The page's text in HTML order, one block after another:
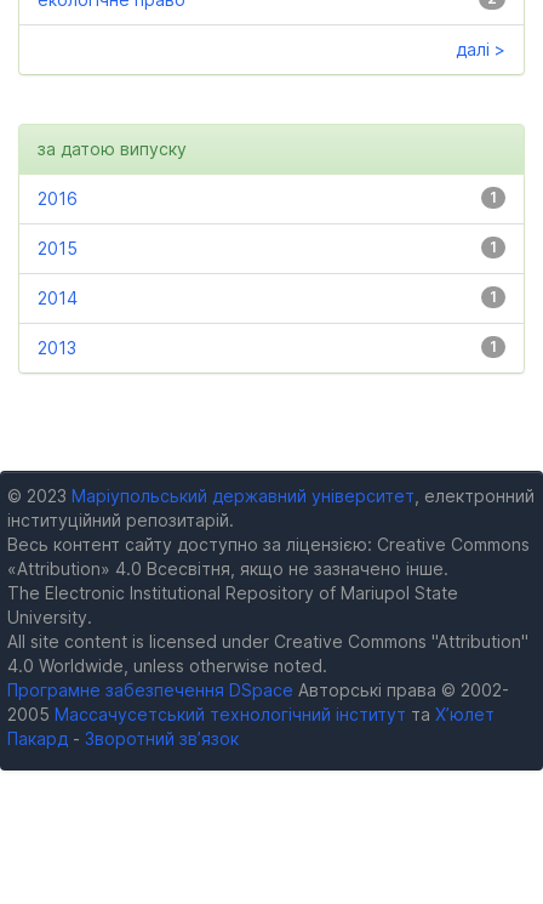
далі >
за датою випуску
1
2016
1
2015
1
2014
1
2013
© 2023 Маріупольський державний університет , електронний
інституційний репозитарій.
Весь контент сайту доступно за ліцензією: Creative Commons
«Attribution» 4.0 Всесвітня, якщо не зазначено інше.
The Electronic Institutional Repository of Mariupol State
University.
All site content is licensed under Creative Commons "Attribution"
4.0 Worldwide, unless otherwise noted.
Програмне забезпечення DSpace Авторські права © 2002-
2005 Массачусетський технологічний інститут та Х’юлет
Пакард - Зворотний зв’язок